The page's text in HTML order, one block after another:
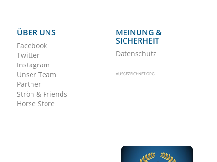
ÜBER UNS
Facebook
Twitter
Instagram
Unser Team
Partner
Ströh & Friends
Horse Store
MEINUNG &
SICHERHEIT
Datenschutz
AUSGEZEICHNET.ORG